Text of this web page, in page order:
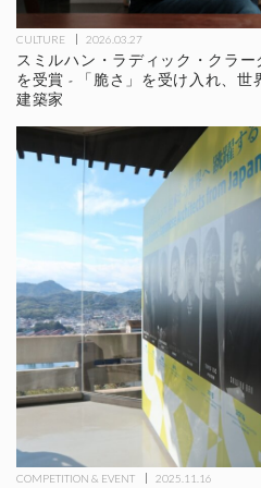
CULTURE 2026.03.27
スミルハン・ラディック・クラ
を受賞 - 「脆さ」を受け入れ、
建築家
COMPETITION & EVENT 2025.11.16